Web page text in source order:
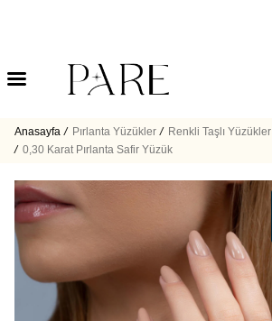
Anasayfa / Pırlanta Yüzükler / Renkli Taşlı Yüzükler
/ 0,30 Karat Pırlanta Safir Yüzük